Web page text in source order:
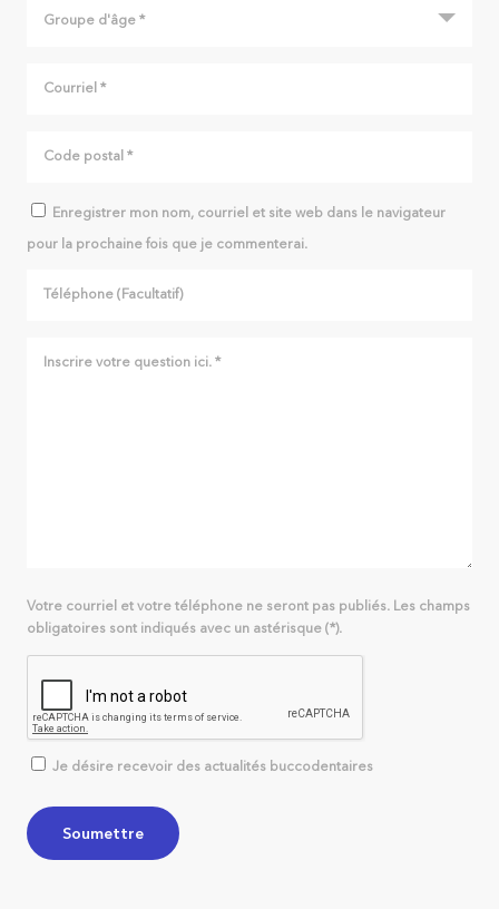
Enregistrer mon nom, courriel et site web dans le navigateur
pour la prochaine fois que je commenterai.
Votre courriel et votre téléphone ne seront pas publiés. Les champs
obligatoires sont indiqués avec un astérisque (*).
Je désire recevoir des actualités buccodentaires